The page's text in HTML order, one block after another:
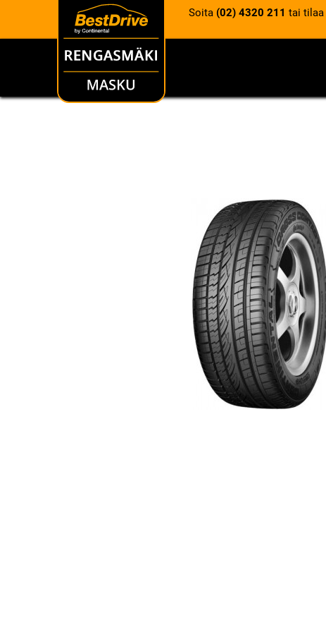
Soita (02) 4320 211 tai tilaa
RENKAAT